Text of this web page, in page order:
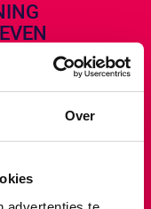
Over
voor
spelen.